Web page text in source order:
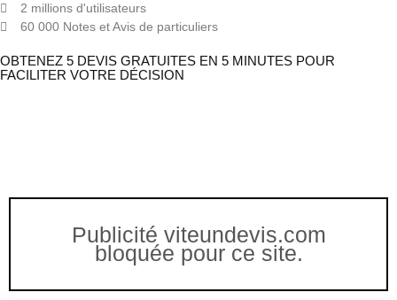
2 millions d'utilisateurs
60 000 Notes et Avis de particuliers
OBTENEZ 5 DEVIS GRATUITES EN 5 MINUTES POUR
FACILITER VOTRE DÉCISION
Publicité viteundevis.com
bloquée pour ce site.